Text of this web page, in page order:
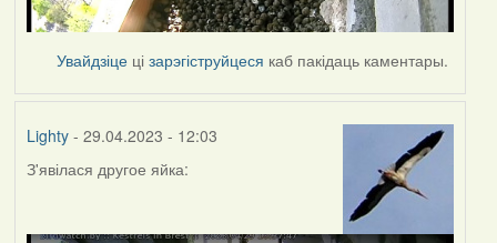
Увайдзіце цізарэгіструйцеся каб пакідаць каментары.
Lighty- 29.04.2023 - 12:03
З'явілася другое яйка: